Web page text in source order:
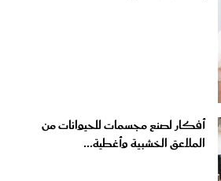
أفكار لصنع مجسمات للحيوانات من
الملاعق الخشبية وأغطية...